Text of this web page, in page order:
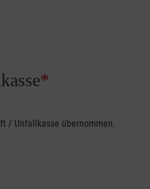
*
/ Unfallkasse übernommen.